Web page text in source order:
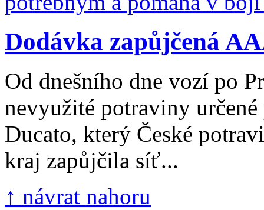
Dodávka zapůjčená
Od dnešního dne vozí po
nevyužité potraviny
Ducato, který České
kraj zapůjčila síť...
↑ návrat nahoru